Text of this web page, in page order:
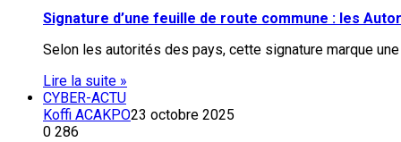
Signature d’une feuille de route commune : les
Selon les autorités des pays, cette signature marque
Lire la suite »
CYBER-ACTU
Koffi ACAKPO23 octobre 2025
0 286